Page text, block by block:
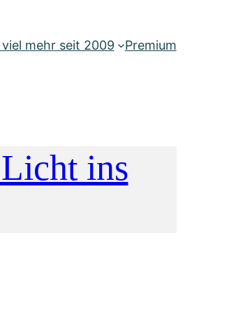
mehr seit 2009 Premium
ins